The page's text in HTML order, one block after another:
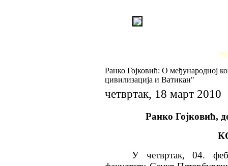
Ранко Гојковић: О међународној
цивилизација и Ватикан"
четвртак, 18 март 2010
Ранко Гојковић,
У четвртак, 04.